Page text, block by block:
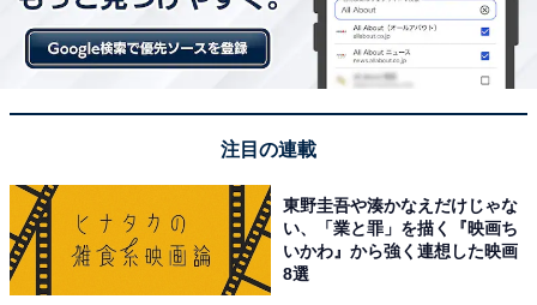
偽物に気づかず再出品してしまうことも問題
す。それだけでなく、出品者が偽物と気づかずに再出品
してしまうと、偽物を購入してしまうユーザーが出てき
てしまいます。出品者に落ち度がないとはいえ、偽物が
流通してしまうのは社会的な問題といえるでしょう。そ
のような問題を防ぐためにも、返品された商品のチェッ
注目の連載
東野圭吾や湊かなえだけじゃな
い、「業と罪」を描く『映画ち
いかわ』から強く連想した映画
8選